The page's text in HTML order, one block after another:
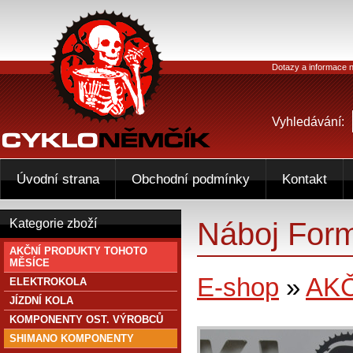
Náboj
E-shop »
Kategorie zboží
AKČNÍ PRODUKTY TOHOTO
MĚSÍCE
ELEKTROKOLA
JÍZDNÍ KOLA
KOMPONENTY OST. VÝROBCŮ
SHIMANO KOMPONENTY
Dotazy a informace
Vyhledávání:
Úvodní strana Obchodní podmínky Kontakt